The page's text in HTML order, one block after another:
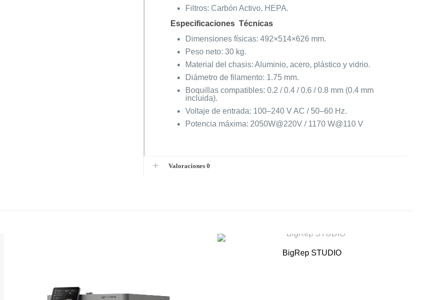
Filtros: Carbón Activo, HEPA.
Especificaciones Técnicas
Dimensiones físicas: 492×514×626 mm.
Peso neto: 30 kg.
Material del chasis: Aluminio, acero, plástico y vidrio.
Diámetro de filamento: 1.75 mm.
Boquillas compatibles: 0.2 / 0.4 / 0.6 / 0.8 mm (0.4 mm
incluida).
Voltaje de entrada: 100–240 V AC / 50–60 Hz.
Potencia máxima: 2050W@220V / 1170 W@110 V
Valoraciones 0
BigRep STUDIO